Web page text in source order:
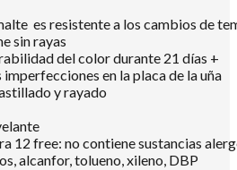
es resistente a los cambios de
sin rayas
del color durante 21 días +
imperfecciones en la placa de la uña
y rayado
12 free: no contiene sustancias
alcanfor, tolueno, xileno, DBP